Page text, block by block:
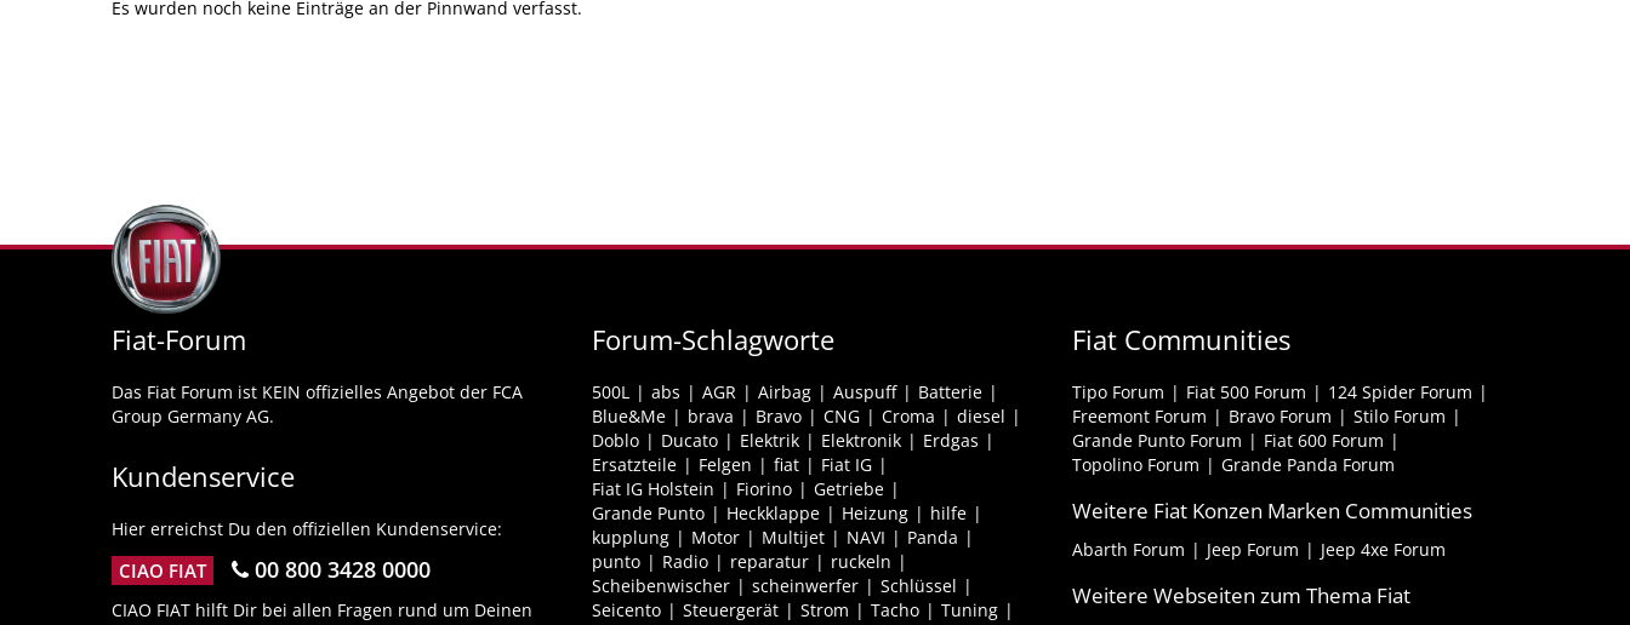
Es wurden noch keine Einträge an der Pinnwand verfasst.
Fiat-Forum
Das Fiat Forum ist KEIN offizielles Angebot der FCA
Group Germany AG.
Kundenservice
Hier erreichst Du den offiziellen Kundenservice:
CIAO FIAT 00 800 3428 0000
CIAO FIAT hilft Dir bei allen Fragen rund um Deinen
Forum-Schlagworte
500L abs AGR Airbag Auspuff
Batterie
Blue&Me
brava Bravo CNG Croma
diesel
Doblo
Ducato Elektrik Elektronik
Erdgas
Ersatzteile
Felgen fiat
Fiat IG
Fiat IG Holstein
Fiorino
Getriebe
Grande Punto
Heckklappe Heizung
hilfe
kupplung
Motor Multijet NAVI
Panda
punto
Radio reparatur
ruckeln
Scheibenwischer
scheinwerfer
Schlüssel
Seicento
Steuergerät Strom Tacho
Tuning
Fiat Communities
Tipo Forum Fiat 500 Forum
124 Spider Forum
Freemont Forum
Bravo Forum
Stilo Forum
Grande Punto Forum
Fiat 600 Forum
Topolino Forum
Grande Panda Forum
Weitere Fiat Konzen Marken Communities
Abarth Forum Jeep Forum Jeep 4xe Forum
Weitere Webseiten zum Thema Fiat